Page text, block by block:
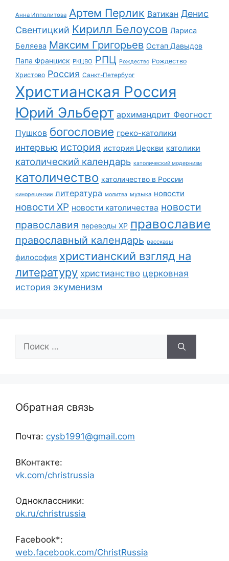
Анна Ипполитова Артем Перлик Ватикан Денис
Свентицкий Кирилл Белоусов Лариса
Беляева Максим Григорьев Остап Давыдов
Папа Франциск РКЦВО РПЦ Рождество Рождество
Христово Россия Санкт-Петербург
Христианская Россия
Юрий Эльберт архимандрит Феогност
Пушков богословие греко-католики
интервью история история Церкви католики
католический календарь католический модернизм
католичество католичество в России
кинорецензии литература молитва музыка новости
новости ХР новости католичества новости
православия переводы ХР православие
православный календарь рассказы
философия христианский взгляд на
литературу христианство церковная
история экуменизм
Поиск:
Обратная связь
Почта: cysb1991@gmail.com
ВКонтакте:
vk.com/christrussia
Одноклассники:
ok.ru/christrussia
Facebook*:
web.facebook.com/ChristRussia